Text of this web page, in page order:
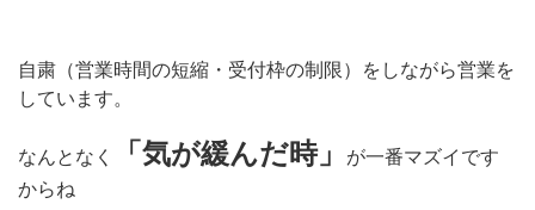
自粛（営業時間の短縮・受付枠の制限）をしながら営業を
しています。
なんとなく 「気が緩んだ時」
が一番マズイです
からね